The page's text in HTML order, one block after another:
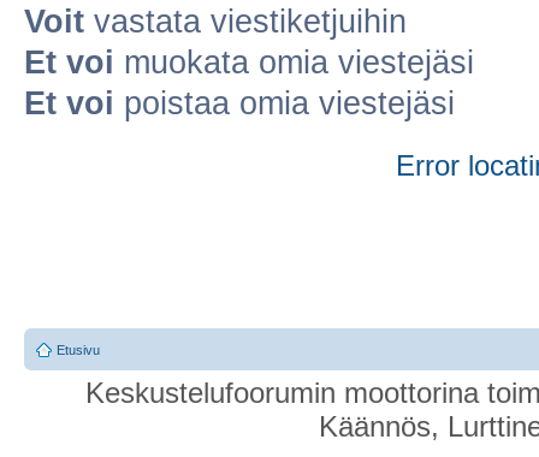
Voit vastata viestiketjuihin
Et voi muokata omia viestejäsi
Et voi poistaa omia viestejäsi
Error
Etusivu
Keskustelufoorumin moottorina
Käännös,